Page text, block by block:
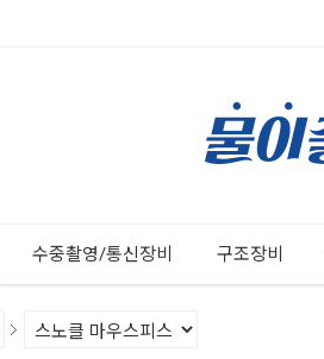
수중촬영/통신장비 구조장비